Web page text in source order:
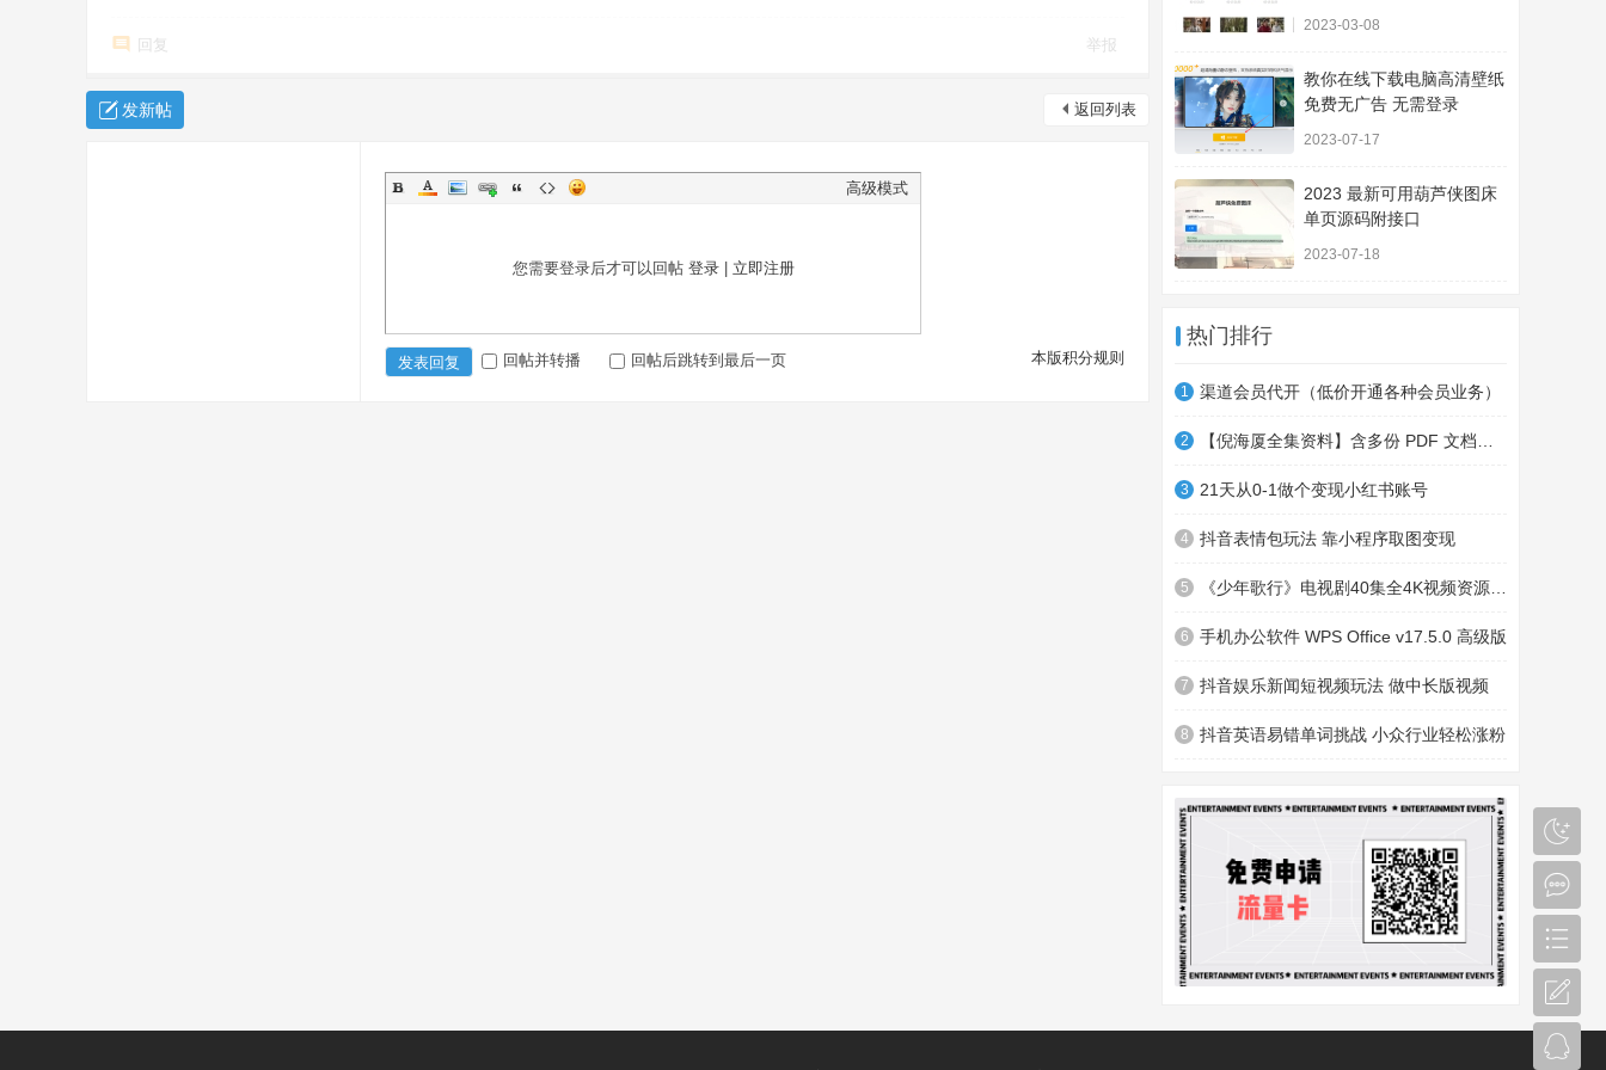
回复 举报
返回列表
发新帖
高级模式
您需要登录后才可以回帖 登录| 立即注册
本版积分规则
发表回复 回帖并转播 回帖后跳转到最后一页
2023-03-08
教你在线下载电脑高清壁纸
免费无广告 无需登录
2023-07-17
2023 最新可用葫芦侠图床
单页源码附接口
2023-07-18
热门排行
1 渠道会员代开（低价开通各种会员业务）
2
3 21天从0-1做个变现小红书账号
4 抖音表情包玩法 靠小程序取图变现
5
6 手机办公软件 WPS Office v17.5.0 高级版
7 抖音娱乐新闻短视频玩法 做中长版视频
8 抖音英语易错单词挑战 小众行业轻松涨粉